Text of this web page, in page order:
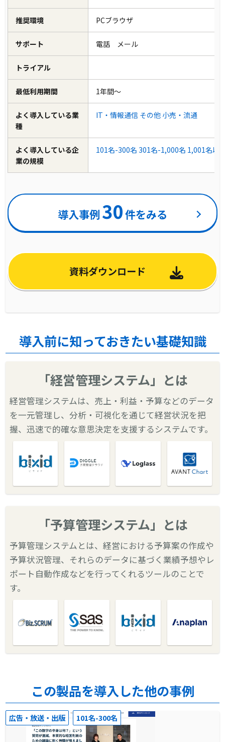
推奨環境 PCブラウザ
サポート 電話 メール
トライアル
最低利用期間 1年間～
よく導入している業
種
IT・情報通信 その他 小売・流通
よく導入している企
業の規模
101名-300名 301名-1,000名 1,001名以
導入事例 30件をみる
資料ダウンロード
導入前に知っておきたい基礎知識
「経営管理システム」とは
経営管理システムは、売上・利益・予算などのデータ
を一元管理し、分析・可視化を通じて経営状況を把
握、迅速で的確な意思決定を支援するシステムです。
「予算管理システム」とは
予算管理システムとは、経営における予算案の作成や
予算状況管理、それらのデータに基づく業績予想やレ
ポート自動作成などを行ってくれるツールのことで
す。
この製品を導入した他の事例
広告・放送・出版 101名-300名